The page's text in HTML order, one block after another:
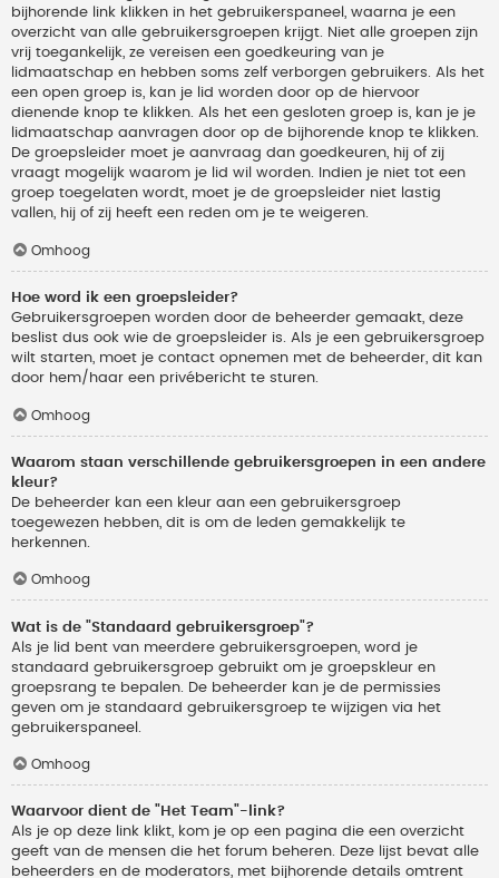
bijhorende link klikken in het gebruikerspaneel, waarna je een
overzicht van alle gebruikersgroepen krijgt. Niet alle groepen zijn
vrij toegankelijk, ze vereisen een goedkeuring van je
lidmaatschap en hebben soms zelf verborgen gebruikers. Als het
een open groep is, kan je lid worden door op de hiervoor
dienende knop te klikken. Als het een gesloten groep is, kan je je
lidmaatschap aanvragen door op de bijhorende knop te klikken.
De groepsleider moet je aanvraag dan goedkeuren, hij of zij
vraagt mogelijk waarom je lid wil worden. Indien je niet tot een
groep toegelaten wordt, moet je de groepsleider niet lastig
vallen, hij of zij heeft een reden om je te weigeren.
Omhoog
Hoe word ik een groepsleider?
Gebruikersgroepen worden door de beheerder gemaakt, deze
beslist dus ook wie de groepsleider is. Als je een gebruikersgroep
wilt starten, moet je contact opnemen met de beheerder, dit kan
door hem/haar een privébericht te sturen.
Omhoog
Waarom staan verschillende gebruikersgroepen in een andere
kleur?
De beheerder kan een kleur aan een gebruikersgroep
toegewezen hebben, dit is om de leden gemakkelijk te
herkennen.
Omhoog
Wat is de "Standaard gebruikersgroep"?
Als je lid bent van meerdere gebruikersgroepen, word je
standaard gebruikersgroep gebruikt om je groepskleur en
groepsrang te bepalen. De beheerder kan je de permissies
geven om je standaard gebruikersgroep te wijzigen via het
gebruikerspaneel.
Omhoog
Waarvoor dient de "Het Team"-link?
Als je op deze link klikt, kom je op een pagina die een overzicht
geeft van de mensen die het forum beheren. Deze lijst bevat alle
beheerders en de moderators, met bijhorende details omtrent